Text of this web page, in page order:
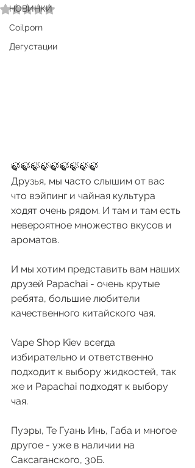
НОВИНКИ
Coilporn
Дегустации
Оценка: не число из 5 звезд.
🍃🍃🍃🍃🍃🍃🍃🍃🍃
Друзья, мы часто слышим от вас
что вэйпинг и чайная культура
ходят очень рядом. И там и там есть
невероятное множество вкусов и
ароматов.
И мы хотим представить вам наших
друзей Papachai - очень крутые
ребята, большие любители
качественного китайского чая.
Vape Shop Kiev всегда
избирательно и ответственно
подходит к выбору жидкостей, так
же и Papachai подходят к выбору
чая.
Пуэры, Те Гуань Инь, Габа и многое
другое - уже в наличии на
Саксаганского, 30Б.